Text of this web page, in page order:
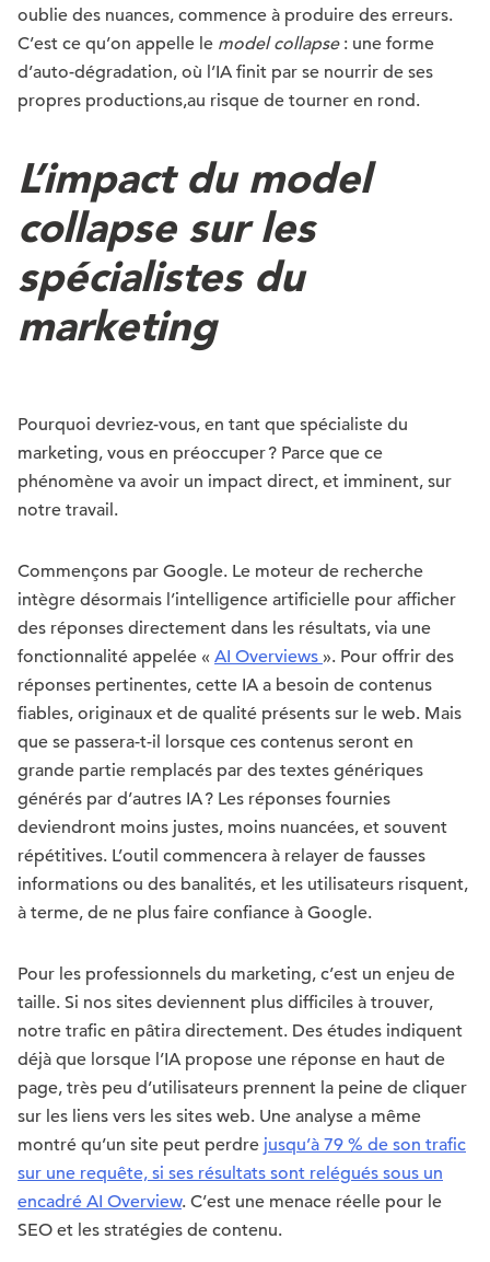
oublie des nuances, commence à produire des erreurs.
C’est ce qu’on appelle le model collapse: une forme
d’auto-dégradation, où l’IA finit par se nourrir de ses
propres productions,au risque de tourner en rond.
L’impact du model
collapsesur les
spécialistes du
marketing
Pourquoi devriez-vous, en tant que spécialiste du
marketing, vous en préoccuper ? Parce que ce
phénomène va avoir un impact direct, et imminent, sur
notre travail.
Commençons par Google. Le moteur de recherche
intègre désormais l’intelligence artificielle pour afficher
des réponses directement dans les résultats, via une
fonctionnalité appelée « AI Overviews ». Pour offrir des
réponses pertinentes, cette IA a besoin de contenus
fiables, originaux et de qualité présents sur le web. Mais
que se passera-t-il lorsque ces contenus seront en
grande partie remplacés par des textes génériques
générés par d’autres IA ? Les réponses fournies
deviendront moins justes, moins nuancées, et souvent
répétitives. L’outil commencera à relayer de fausses
informations ou des banalités, et les utilisateurs risquent,
à terme, de ne plus faire confiance à Google.
Pour les professionnels du marketing, c’est un enjeu de
taille. Si nos sites deviennent plus difficiles à trouver,
notre trafic en pâtira directement. Des études indiquent
déjà que lorsque l’IA propose une réponse en haut de
page, très peu d’utilisateurs prennent la peine de cliquer
sur les liens vers les sites web. Une analyse a même
montré qu’un site peut perdre jusqu’à 79 % de son trafic
sur une requête, si ses résultats sont relégués sous un
encadré AI Overview. C’est une menace réelle pour le
SEO et les stratégies de contenu.